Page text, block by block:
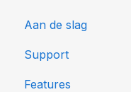
Aan de slag
Gebruikersbeheer
Support
Bel ons
Features